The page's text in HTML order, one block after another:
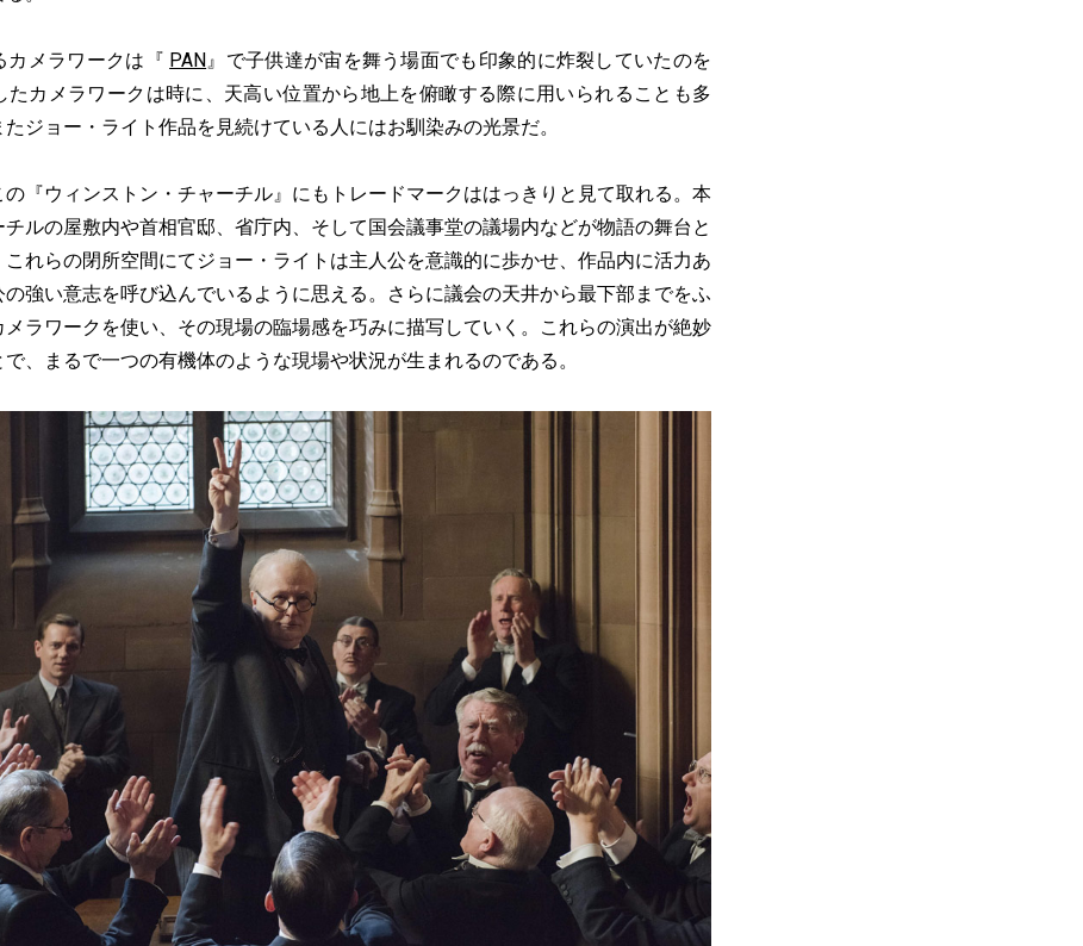
メラワークは『 PAN』で子供達が宙を舞う場面でも印象的に炸裂していたのを
たカメラワークは時に、天高い位置から地上を俯瞰する際に用いられることも多
ジョー・ライト作品を見続けている人にはお馴染みの光景だ。
『ウィンストン・チャーチル』にもトレードマークははっきりと見て取れる。本
ルの屋敷内や首相官邸、省庁内、そして国会議事堂の議場内などが物語の舞台と
れらの閉所空間にてジョー・ライトは主人公を意識的に歩かせ、作品内に活力あ
の強い意志を呼び込んでいるように思える。さらに議会の天井から最下部までをふ
ラワークを使い、その現場の臨場感を巧みに描写していく。これらの演出が絶妙
、まるで一つの有機体のような現場や状況が生まれるのである。